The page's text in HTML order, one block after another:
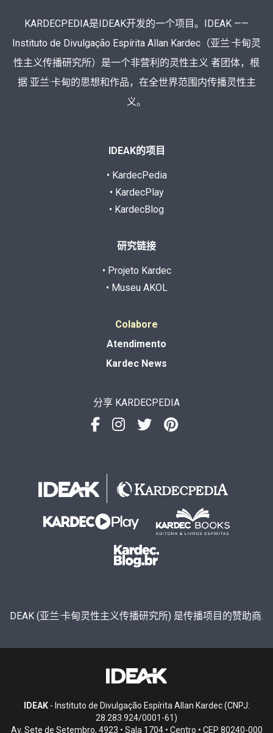
KARDECPEDIA是IDEAK开发的一个项目。IDEAK ——
Instituto de Divulgação Espírita Allan Kardec（亚兰·卡甸灵
性主义传播研究所）是一个非营利的灵性主义 者团体，根
据 亚兰·卡甸的思想和作品，在全世界范围内传播灵性主
义。
IDEAK的项目
• KardecPedia
• KardecPlay
• KardecBlog
研究链接
• Projeto Kardec
• Museu AKOL
Colabore
Atendimento
Kardec News
分享 KARDECPEDIA
DEAK (亚兰·卡甸灵性主义传播研究所) 是传播项目的赞助商.
IDEAK- Instituto de Divulgação Espírita Allan Kardec (CNPJ:
28.283.924/0001-61)
Av. Sete de Setembro, 4923 • Sala 1704 • Centro • CEP 80240-000